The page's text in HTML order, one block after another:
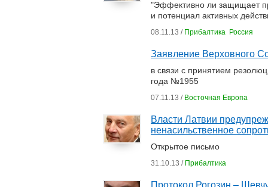
"Эффективно ли защищает
и потенциал активных
08.11.13 / Прибалтика Россия
Заявление Верховного
в связи с принятием
года №1955
07.11.13 / Восточная Европа
Власти Латвии
ненасильственное
Открытое письмо
31.10.13 / Прибалтика
Протокол Рогозин –